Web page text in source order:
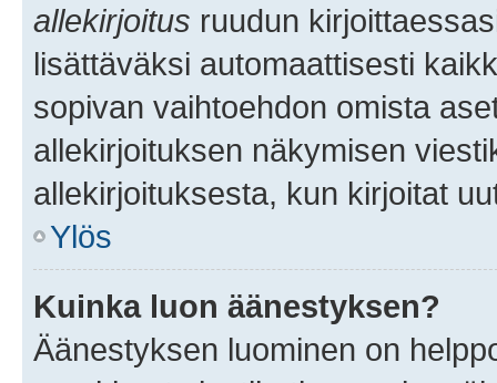
allekirjoitus ruudun
lisättäväksi automaattisesti
sopivan vaihtoehdon omista
allekirjoituksen näkymisen
allekirjoituksesta, kun kirjoitat
Ylös
Kuinka luon äänestyksen?
Äänestyksen luominen on